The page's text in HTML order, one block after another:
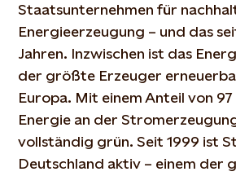
Staatsunternehmen für
Energieerzeugung – und das
Jahren. Inzwischen ist das
der größte Erzeuger
Europa. Mit einem Anteil von
Energie an der
vollständig grün. Seit 1999 ist
Deutschland aktiv – einem der